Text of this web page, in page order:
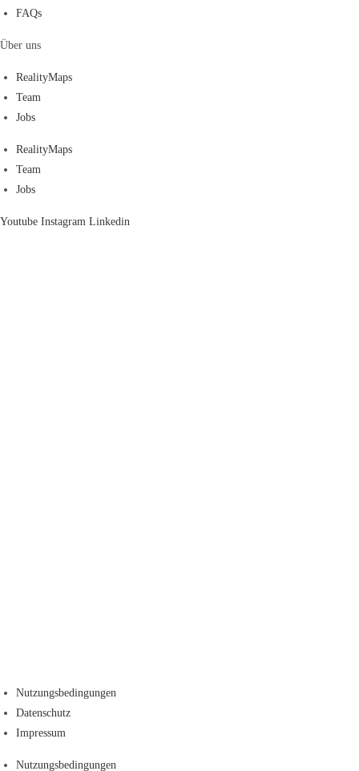
FAQs
Über uns
RealityMaps
Team
Jobs
RealityMaps
Team
Jobs
Youtube Instagram Linkedin
Nutzungsbedingungen
Datenschutz
Impressum
Nutzungsbedingungen